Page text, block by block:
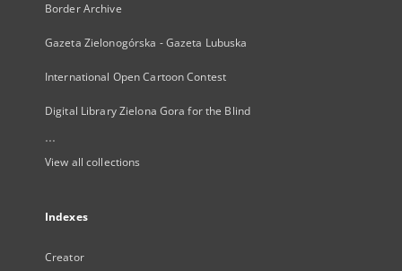
Border Archive
Gazeta Zielonogórska - Gazeta Lubuska
International Open Cartoon Contest
Digital Library Zielona Gora for the Blind
...
View all collections
Indexes
Creator